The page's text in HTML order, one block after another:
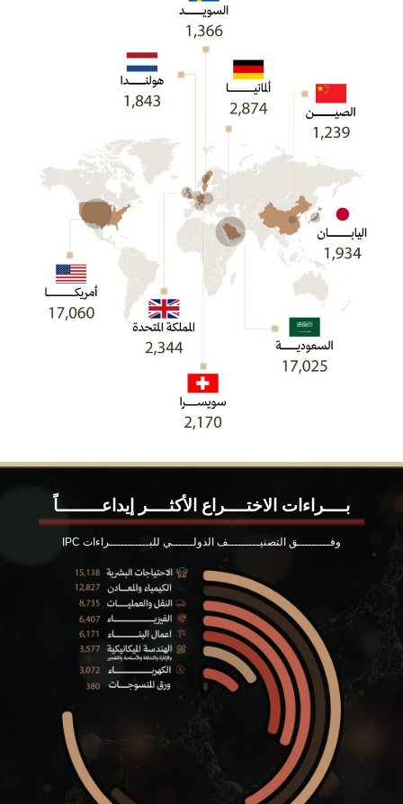
بــــراءات الاختــــراع الأكثــــر إيداعــــــــاً
وفـــــــــق التصنيـــــــــف الدولــــــي للبـــــــــــراءات IPC